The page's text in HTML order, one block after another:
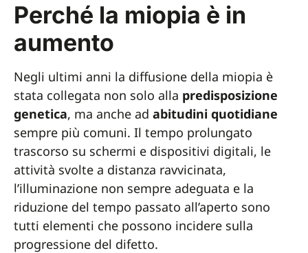
Perché la miopia è in
aumento
Negli ultimi anni la diffusione della miopia è
stata collegata non solo alla predisposizione
genetica, ma anche ad abitudini quotidiane
sempre più comuni. Il tempo prolungato
trascorso su schermi e dispositivi digitali, le
attività svolte a distanza ravvicinata,
l’illuminazione non sempre adeguata e la
riduzione del tempo passato all’aperto sono
tutti elementi che possono incidere sulla
progressione del difetto.